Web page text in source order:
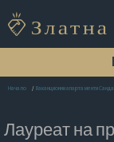
Начало Ваканционни апартаменти
Лауреат на